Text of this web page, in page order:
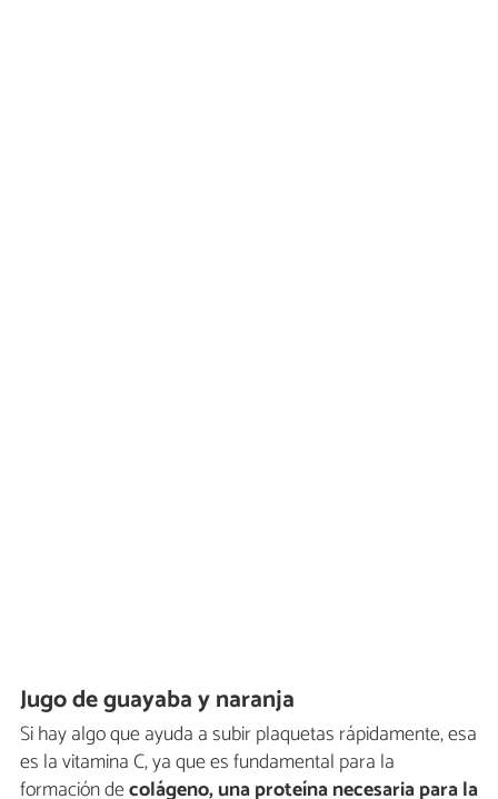
Jugo de guayaba y naranja
Si hay algo que ayuda a subir plaquetas rápidamente, esa
es la vitamina C, ya que es fundamental para la
formación decolágeno, unaproteína necesaria para la